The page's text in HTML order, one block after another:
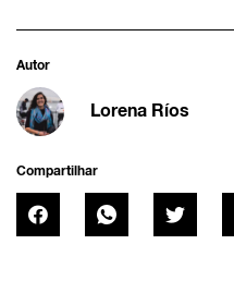
Autor
Lorena Ríos
Compartilhar